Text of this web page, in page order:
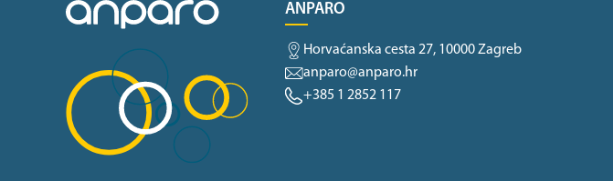
ANPARO
Horvaćanska cesta 27, 10000 Zagreb
anparo@anparo.hr
+385 1 2852 117